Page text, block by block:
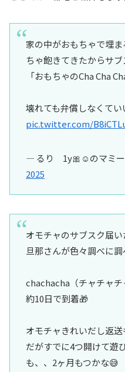
家の中がおもちゃで埋
ちゃ飽きてきたからサ
「おもちゃのCha Cha
壊れても弁償しなくて
pic.twitter.com/
— るり 1y🎀☺︎のマミ
2025
オモチャのサブスク届い
旦那さんが色々調べに調
chachacha（チャチャチ
約10日で到着🎁
オモチャきれいだし返
だがすでに4つ開けて遊
も、、2ヶ月もつかな😅